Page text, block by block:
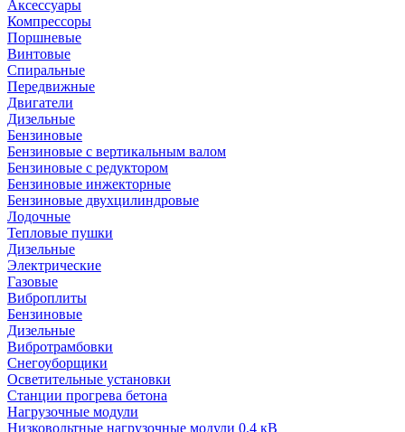
Аксессуары
Компрессоры
Поршневые
Винтовые
Спиральные
Передвижные
Двигатели
Дизельные
Бензиновые
Бензиновые с вертикальным валом
Бензиновые с редуктором
Бензиновые инжекторные
Бензиновые двухцилиндровые
Лодочные
Тепловые пушки
Дизельные
Электрические
Газовые
Виброплиты
Бензиновые
Дизельные
Вибротрамбовки
Снегоуборщики
Осветительные установки
Станции прогрева бетона
Нагрузочные модули
Низковольтные нагрузочные модули 0.4 кВ